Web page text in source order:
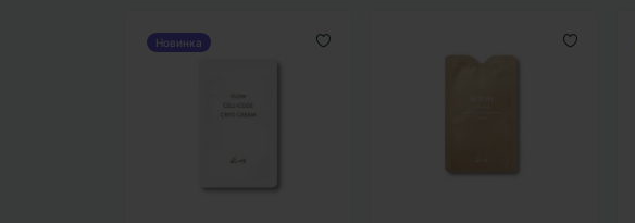
Новинка